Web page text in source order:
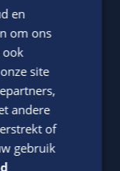
en
om ons
ook
site
andere
of
gebruik